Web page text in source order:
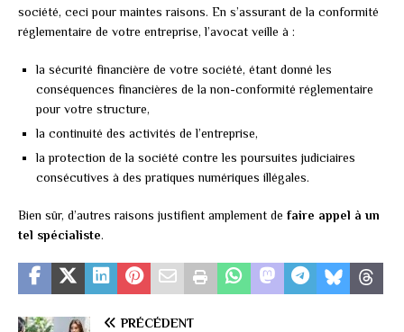
société, ceci pour maintes raisons. En s’assurant de la conformité
réglementaire de votre entreprise, l’avocat veille à :
la sécurité financière de votre société, étant donné les
conséquences financières de la non-conformité réglementaire
pour votre structure,
la continuité des activités de l’entreprise,
la protection de la société contre les poursuites judiciaires
consécutives à des pratiques numériques illégales.
Bien sûr, d’autres raisons justifient amplement de faire appel à un
tel spécialiste.
PRÉCÉDENT